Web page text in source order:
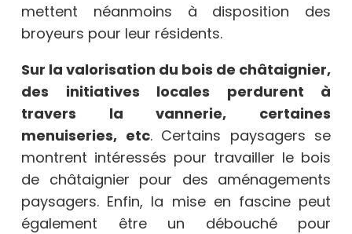
mettent néanmoins à disposition des
broyeurs pour leur résidents.
Sur la valorisation du bois de châtaignier,
des initiatives locales perdurent à
travers la vannerie, certaines
menuiseries, etc. Certains paysagers se
montrent intéressés pour travailler le bois
de châtaignier pour des aménagements
paysagers. Enfin, la mise en fascine peut
également être un débouché pour